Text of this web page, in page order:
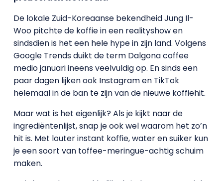
De lokale Zuid-Koreaanse bekendheid Jung Il-
Woo pitchte de koffie in een realityshow en
sindsdien is het een hele hype in zijn land. Volgens
Google Trends duikt de term Dalgona coffee
medio januari ineens veelvuldig op. En sinds een
paar dagen lijken ook Instagram en TikTok
helemaal in de ban te zijn van de nieuwe koffiehit.
Maar wat is het eigenlijk? Als je kijkt naar de
ingrediëntenlijst, snap je ook wel waarom het zo’n
hit is. Met louter instant koffie, water en suiker kun
je een soort van toffee-meringue-achtig schuim
maken.